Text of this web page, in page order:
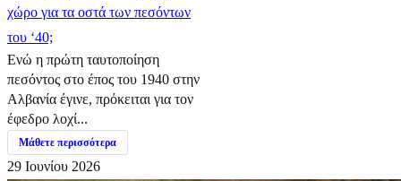
χώρο για τα οστά των πεσόντων
του ‘40;
Ενώ η πρώτη ταυτοποίηση
πεσόντος στο έπος του 1940 στην
Αλβανία έγινε, πρόκειται για τον
έφεδρο λοχί...
Μάθετε περισσότερα
29 Ιουνίου 2026